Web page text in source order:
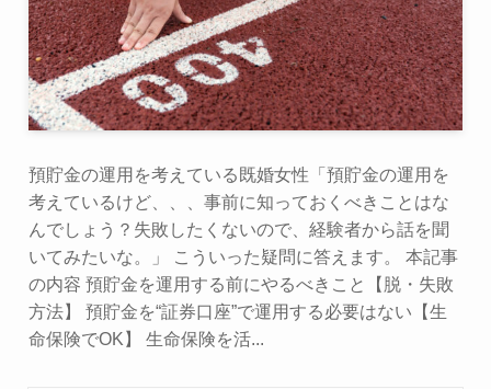
預貯金の運用を考えている既婚女性「預貯金の運用を
考えているけど、、、事前に知っておくべきことはな
んでしょう？失敗したくないので、経験者から話を聞
いてみたいな。」 こういった疑問に答えます。 本記事
の内容 預貯金を運用する前にやるべきこと【脱・失敗
方法】 預貯金を“証券口座”で運用する必要はない【生
命保険でOK】 生命保険を活...